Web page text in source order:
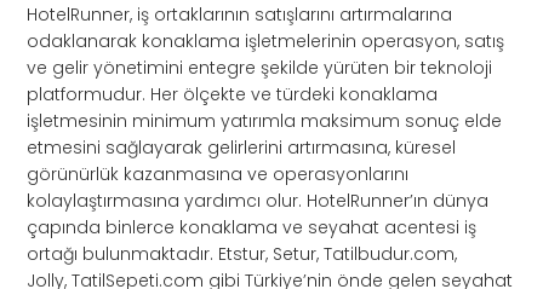
HotelRunner, iş ortaklarının satışlarını artırmalarına
odaklanarak konaklama işletmelerinin operasyon, satış
ve gelir yönetimini entegre şekilde yürüten bir teknoloji
platformudur. Her ölçekte ve türdeki konaklama
işletmesinin minimum yatırımla maksimum sonuç elde
etmesini sağlayarak gelirlerini artırmasına, küresel
görünürlük kazanmasına ve operasyonlarını
kolaylaştırmasına yardımcı olur. HotelRunner’ın dünya
çapında binlerce konaklama ve seyahat acentesi iş
ortağı bulunmaktadır. Etstur, Setur, Tatilbudur.com,
Jolly, TatilSepeti.com gibi Türkiye’nin önde gelen seyahat